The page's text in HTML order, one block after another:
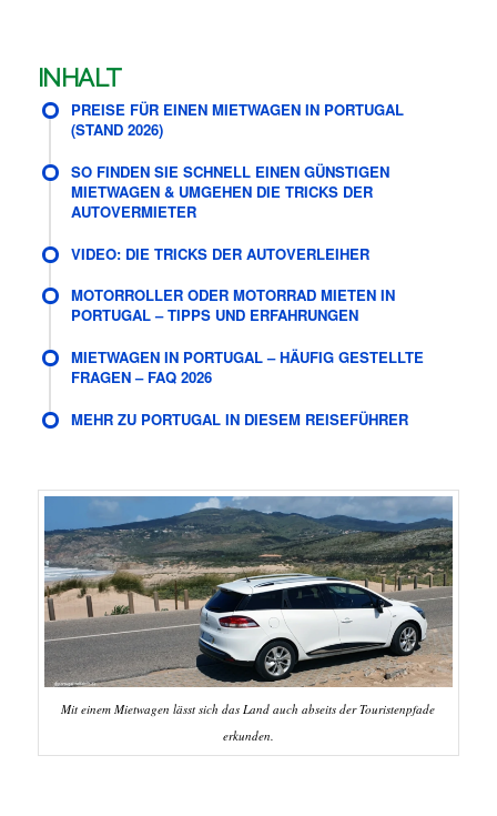
INHALT
PREISE FÜR EINEN MIETWAGEN IN PORTUGAL
(STAND 2026)
SO FINDEN SIE SCHNELL EINEN GÜNSTIGEN
MIETWAGEN & UMGEHEN DIE TRICKS DER
AUTOVERMIETER
VIDEO: DIE TRICKS DER AUTOVERLEIHER
MOTORROLLER ODER MOTORRAD MIETEN IN
PORTUGAL – TIPPS UND ERFAHRUNGEN
MIETWAGEN IN PORTUGAL – HÄUFIG GESTELLTE
FRAGEN – FAQ 2026
MEHR ZU PORTUGAL IN DIESEM REISEFÜHRER
Mit einem Mietwagen lässt sich das Land auch abseits der Touristenpfade
erkunden.